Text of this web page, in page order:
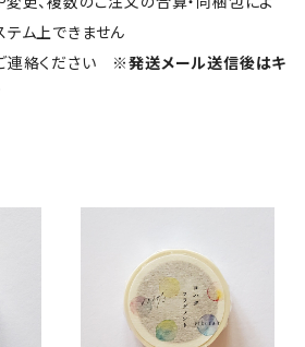
ム上できません
連絡ください ※発送メール送信後はキ